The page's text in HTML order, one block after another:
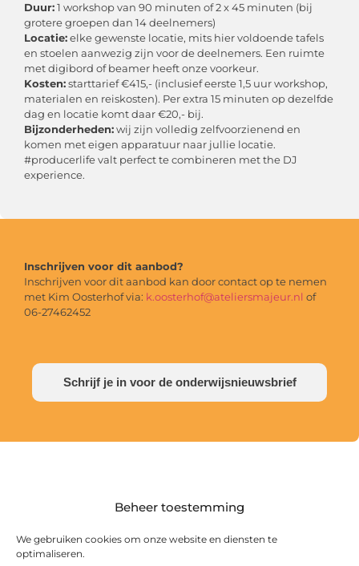
Beheer toestemming
We gebruiken cookies om onze website en diensten te
optimaliseren.
Duur:1 workshop van 90 minuten of 2 x 45 minuten (bij
grotere groepen dan 14 deelnemers)
Locatie:elke gewenste locatie, mits hier voldoende tafels
en stoelen aanwezig zijn voor de deelnemers. Een ruimte
met digibord of beamer heeft onze voorkeur.
Kosten:starttarief €415,- (inclusief eerste 1,5 uur workshop,
materialen en reiskosten). Per extra 15 minuten op dezelfde
dag en locatie komt daar €20,- bij.
Bijzonderheden:wij zijn volledig zelfvoorzienend en
komen met eigen apparatuur naar jullie locatie.
#producerlife valt perfect te combineren met the DJ
experience.
Inschrijven voor dit aanbod?
Inschrijven voor dit aanbod kan door contact op te nemen
met Kim Oosterhof via: k.oosterhof@ateliersmajeur.nl of
06-27462452
Schrijf je in voor de onderwijsnieuwsbrief